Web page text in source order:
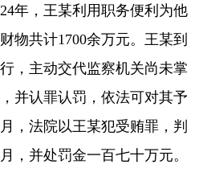
年，王某利用职务便利为他
物共计1700余万元。王某到
，主动交代监察机关尚未掌
并认罪认罚，依法可对其予
，法院以王某犯受贿罪，判
，并处罚金一百七十万元。